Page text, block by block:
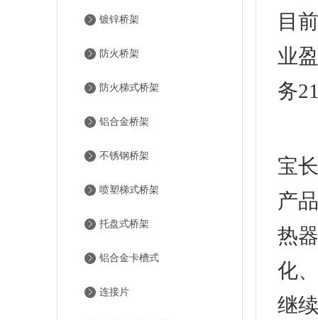
镀锌桥架
防火桥架
防火梯式桥架
铝合金桥架
不锈钢桥架
喷塑梯式桥架
托盘式桥架
铝合金卡槽式
连接片
目
业
务
宝
产
热
化
继